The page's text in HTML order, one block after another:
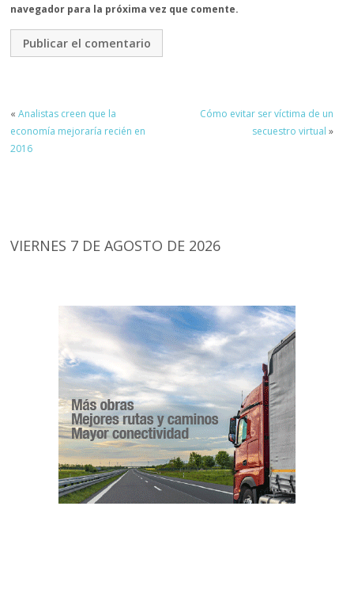
navegador para la próxima vez que comente.
«Analistas creen que la
economía mejoraría recién en
2016
Cómo evitar ser víctima de un
secuestro virtual »
VIERNES 7 DE AGOSTO DE 2026